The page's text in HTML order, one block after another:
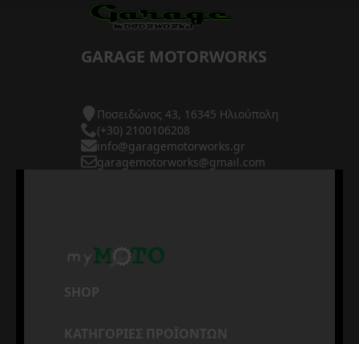
GARAGE MOTORWORKS
Ποσειδώνος 43, 16345 Ηλιούπολη
(+30) 2100106208
info@garagemotorworks.gr
garagemotorworks@gmail.com
SHOP
ΚΑΤΗΓΟΡΙΕΣ ΠΡΟΪΟΝΤΩΝ